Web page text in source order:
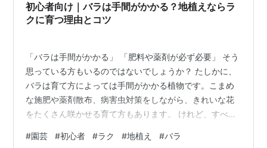
初心者向け｜バラは手間がかかる？地植えならラ
クに育つ理由とコツ
「バラは手間がかかる」 「肥料や薬剤が必ず必要」 そう
思っている方もいるのではないでしょうか？ たしかに、
バラは育て方によっては手間がかかる植物です。こまめ
な施肥や薬剤散布、病害虫対策をしながら、きれいな花
をたくさん咲かせる育て方もあります。 けれど、すべて
ありません。 私もバラを育てはじめた頃は書籍を読み、
#園芸 #初心者 #ラク #地植え #バラ